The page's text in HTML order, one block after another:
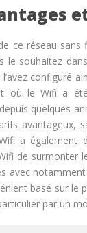
ce réseau
le souhaitez
configuré
où le Wifi a
quelques
avantageux,
a également
de surmonter
avec
basé sur le
par un